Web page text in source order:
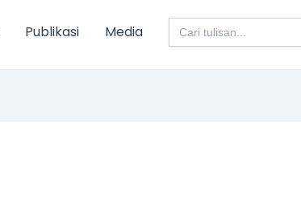
Publikasi Media Search
for: